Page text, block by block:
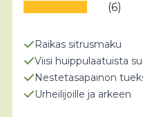
Raikas sitrusmaku
Viisi huippulaatuista
Nestetasapainon
Urheilijoille ja arkeen
(6)